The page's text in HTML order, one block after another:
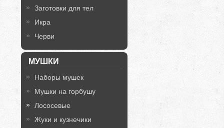
Заготовки для тел
Икра
Черви
МУШКИ
Наборы мушек
Мушки на горбушу
Лососевые
Жуки и кузнечики